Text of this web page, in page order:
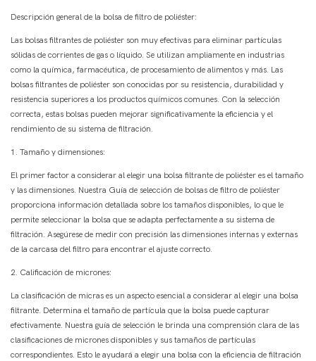
Descripción general de la bolsa de filtro de poliéster:
Las bolsas filtrantes de poliéster son muy efectivas para eliminar partículas
sólidas de corrientes de gas o líquido. Se utilizan ampliamente en industrias
como la química, farmacéutica, de procesamiento de alimentos y más. Las
bolsas filtrantes de poliéster son conocidas por su resistencia, durabilidad y
resistencia superiores a los productos químicos comunes. Con la selección
correcta, estas bolsas pueden mejorar significativamente la eficiencia y el
rendimiento de su sistema de filtración.
1. Tamaño y dimensiones:
El primer factor a considerar al elegir una bolsa filtrante de poliéster es el tamaño
y las dimensiones. Nuestra Guía de selección de bolsas de filtro de poliéster
proporciona información detallada sobre los tamaños disponibles, lo que le
permite seleccionar la bolsa que se adapta perfectamente a su sistema de
filtración. Asegúrese de medir con precisión las dimensiones internas y externas
de la carcasa del filtro para encontrar el ajuste correcto.
2. Calificación de micrones:
La clasificación de micras es un aspecto esencial a considerar al elegir una bolsa
filtrante. Determina el tamaño de partícula que la bolsa puede capturar
efectivamente. Nuestra guía de selección le brinda una comprensión clara de las
clasificaciones de micrones disponibles y sus tamaños de partículas
correspondientes. Esto le ayudará a elegir una bolsa con la eficiencia de filtración